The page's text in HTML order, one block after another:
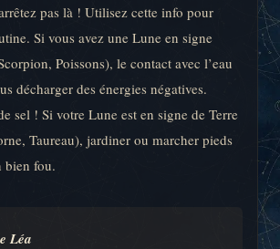
pas là ! Utilisez cette info pour
Si vous avez une Lune en signe
Poissons), le contact avec l’eau
décharger des énergies négatives.
sel ! Si votre Lune est en signe de Terre
Taureau), jardiner ou marcher pieds
bien fou.
Léa